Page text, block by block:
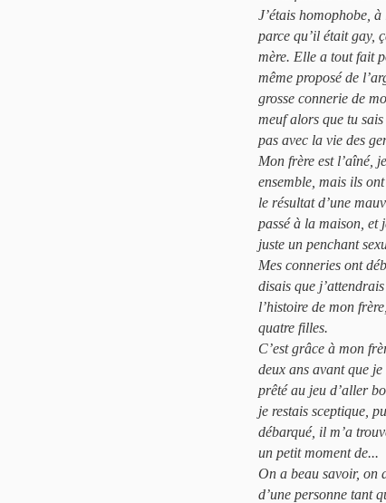
J’étais homophobe,
parce qu’il était gay,
mère. Elle a tout fait
même proposé de
grosse connerie de
meuf alors que tu
pas avec la vie des
Mon frère est l’aîné,
ensemble, mais ils
le résultat d’une
passé à la maison, et
juste un penchant
Mes conneries ont
disais que
l’histoire de mon
quatre filles.
C’est grâce à mon
deux ans avant que
prêté au jeu d’aller
je restais sceptique,
débarqué, il m’a
un petit moment de...
On a beau savoir, on
d’une personne tant